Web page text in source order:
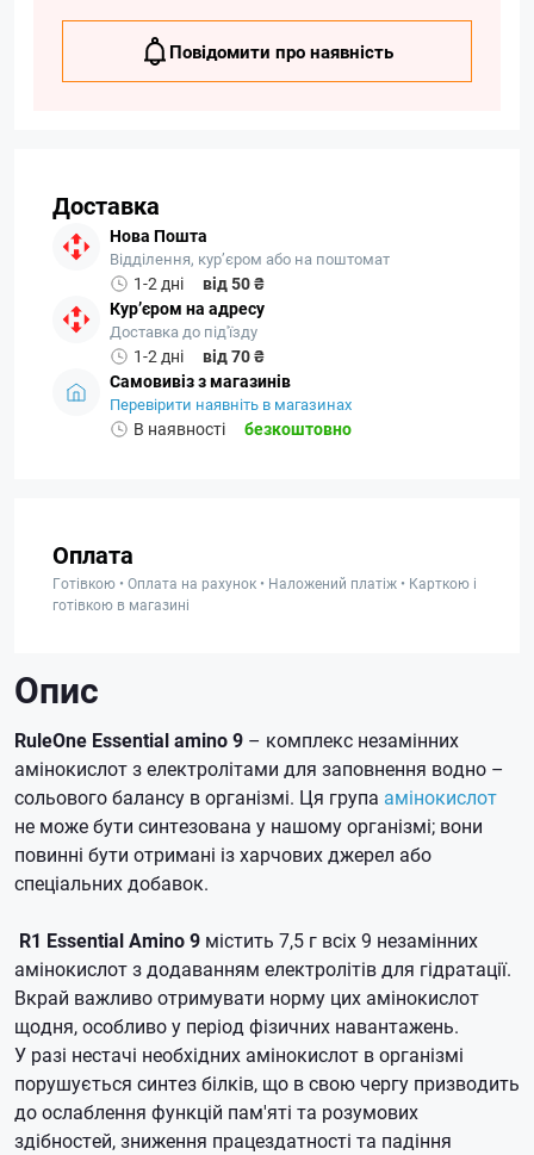
Повідомити про наявність
Доставка
Нова Пошта
Відділення, кур’єром або на поштомат
1-2 дні
від 50 ₴
Кур’єром на адресу
Доставка до під'їзду
1-2 дні
від 70 ₴
Самовивіз з магазинів
Перевірити наявніть в магазинах
В наявності безкоштовно
Оплата
Готівкою • Оплата на рахунок • Наложений платіж • Карткою і
готівкою в магазині
Опис
RuleOne Essential amino 9 – комплекс незамінних
амінокислот з електролітами для заповнення водно –
сольового балансу в організмі. Ця група амінокислот
не може бути синтезована у нашому організмі; вони
повинні бути отримані із харчових джерел або
спеціальних добавок.
R1 Essential Amino 9 містить 7,5 г всіх 9 незамінних
амінокислот з додаванням електролітів для гідратації.
Вкрай важливо отримувати норму цих амінокислот
щодня, особливо у період фізичних навантажень.
У разі нестачі необхідних амінокислот в організмі
порушується синтез білків, що в свою чергу призводить
до ослаблення функцій пам'яті та розумових
здібностей, зниження працездатності та падіння